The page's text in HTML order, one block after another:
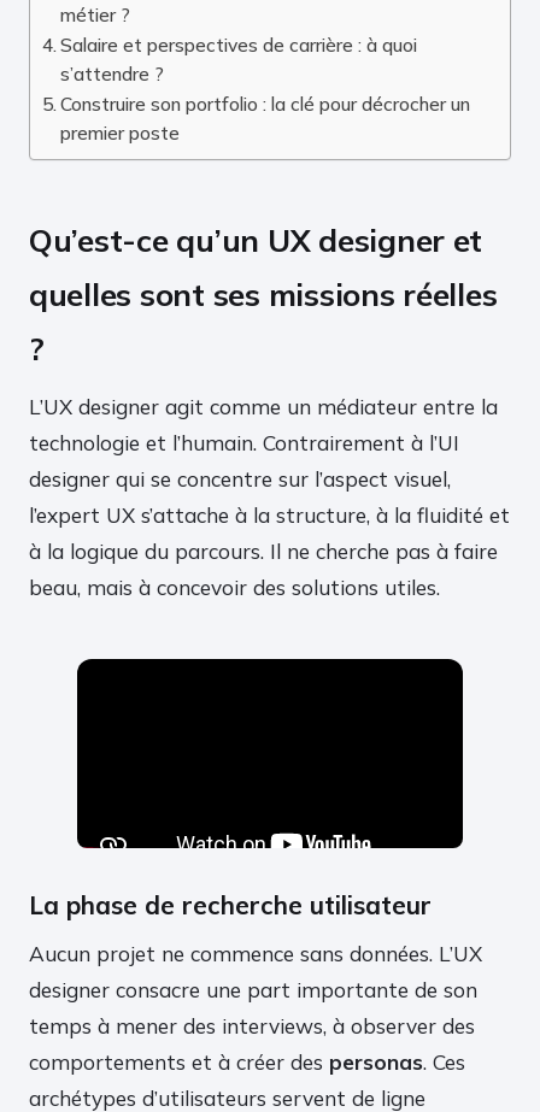
métier ?
Salaire et perspectives de carrière : à quoi
s’attendre ?
Construire son portfolio : la clé pour décrocher un
premier poste
Qu’est-ce qu’un UX designer et
quelles sont ses missions réelles
?
L’UX designer agit comme un médiateur entre la
technologie et l’humain. Contrairement à l’UI
designer qui se concentre sur l’aspect visuel,
l’expert UX s’attache à la structure, à la fluidité et
à la logique du parcours. Il ne cherche pas à faire
beau, mais à concevoir des solutions utiles.
La phase de recherche utilisateur
Aucun projet ne commence sans données. L’UX
designer consacre une part importante de son
temps à mener des interviews, à observer des
comportements et à créer des personas. Ces
archétypes d’utilisateurs servent de ligne